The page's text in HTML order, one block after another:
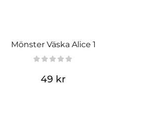
Mönster Väska Alice 1
49 kr